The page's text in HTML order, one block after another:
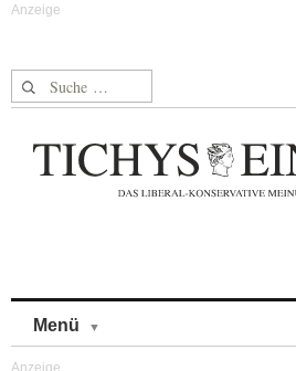
Suche nach:
Menü